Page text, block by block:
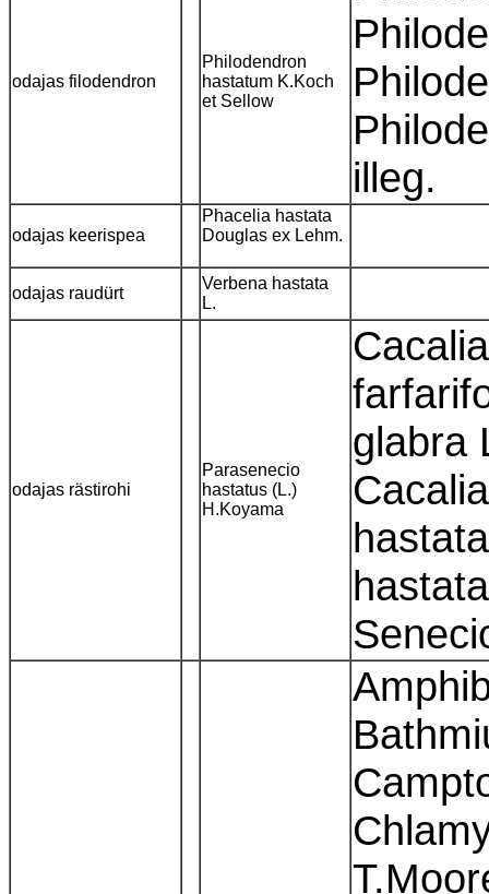
odajas filodendron
Philodendron
hastatum K.Koch
et Sellow
illeg.
odajas keerispea
Phacelia hastata
Douglas ex Lehm.
odajas raudürt
Verbena hastata
L.
odajas rästirohi
Parasenecio
hastatus (L.)
H.Koyama
glabra